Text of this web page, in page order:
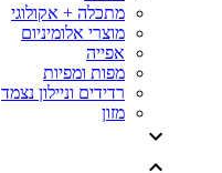
מתכלה + אקולוגי
מוצרי אלומיניום
אפייה
מפות ומפיות
רדידים וניילון נצמד
מזון